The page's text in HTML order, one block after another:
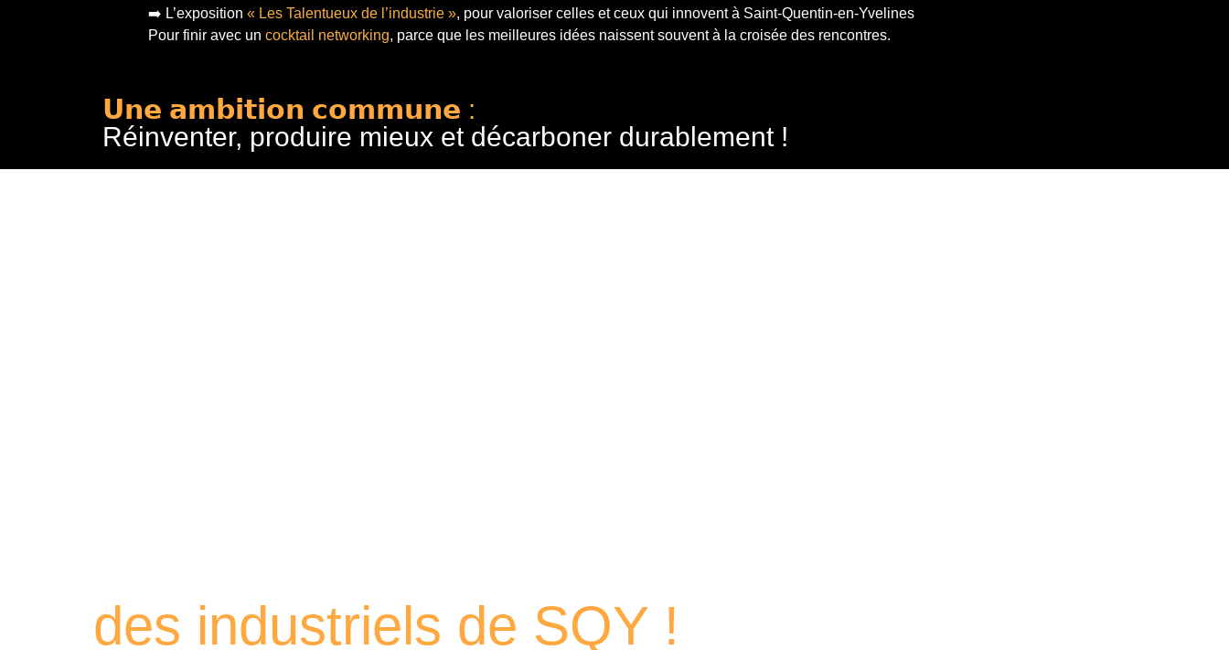
➡️ L’exposition « Les Talentueux de l’industrie », pour valoriser celles et ceux qui innovent à Saint-Quentin-en-Yvelines
Pour finir avec un cocktail networking, parce que les meilleures idées naissent souvent à la croisée des rencontres.
𝗨𝗻𝗲 𝗮𝗺𝗯𝗶𝘁𝗶𝗼𝗻 𝗰𝗼𝗺𝗺𝘂𝗻𝗲 :
Réinventer, produire mieux et décarboner durablement !
des industriels de SQY !